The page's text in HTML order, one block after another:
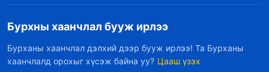
Бурхны хаанчлал бууж ирлээ
Бурханы хаанчлал дэлхий дээр бууж ирлээ! Та Бурханы
хаанчлалд орохыг хүсэж байна уу? Цааш үзэх